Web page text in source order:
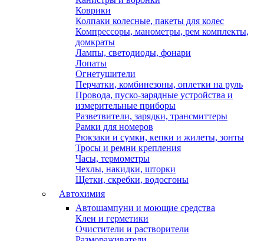
Коврики
Колпаки колесные, пакеты для колес
Компрессоры, манометры, рем комплекты,
домкраты
Лампы, светодиоды, фонари
Лопаты
Огнетушители
Перчатки, комбинезоны, оплетки на руль
Провода, пуско-зарядные устройства и
измерительные приборы
Разветвители, зарядки, трансмиттеры
Рамки для номеров
Рюкзаки и сумки, кепки и жилеты, зонты
Тросы и ремни крепления
Часы, термометры
Чехлы, накидки, шторки
Щетки, скребки, водосгоны
Автохимия
Автошампуни и моющие средства
Клеи и герметики
Очистители и растворители